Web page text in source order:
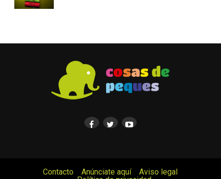
Contacto Anúnciate aquí
Aviso legal